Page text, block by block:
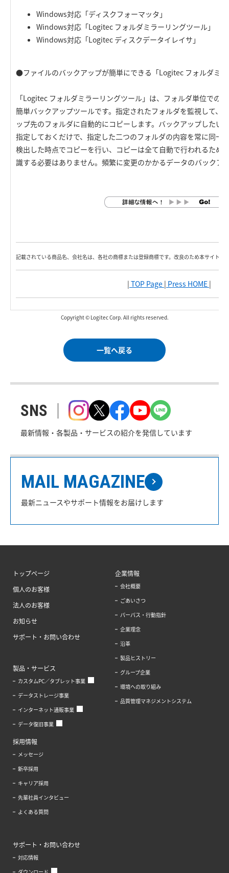
Windows対応「ディスクフォーマッタ」
Windows対応「Logitec フォルダミラーリングツール」
Windows対応「Logitec ディスクデータイレイサ」
●ファイルのバックアップが簡単にできる「Logitec フォルダミ
「Logitec フォルダミラーリングツール」は、フォルダ単位での
簡単バックアップツールです。指定されたフォルダを監視して、
ップ先のフォルダに自動的にコピーします。バックアップしたい
指定しておくだけで、指定した二つのフォルダの内容を常に同一
検出した時点でコピーを行い、コピーは全て自動で行われるため
識する必要はありません。頻繁に変更のかかるデータのバックア
記載されている商品名、会社名は、各社の商標または登録商標です。改良のため本サイト内
| TOP Page | Press HOME |
Copyright © Logitec Corp. All rights reserved.
一覧へ戻る
SNS
最新情報・各製品・サービスの紹介を発信しています
MAIL MAGAZINE
最新ニュースやサポート情報をお届けします
トップページ
個人のお客様
法人のお客様
お知らせ
サポート・お問い合わせ
製品・サービス
カスタムPC／タブレット事業
データストレージ事業
インターネット通販事業
データ復旧事業
企業情報
会社概要
ごあいさつ
パーパス・行動指針
企業理念
沿革
製品ヒストリー
グループ企業
環境への取り組み
品質管理マネジメントシステム
採用情報
メッセージ
新卒採用
キャリア採用
先輩社員インタビュー
よくある質問
サポート・お問い合わせ
対応情報